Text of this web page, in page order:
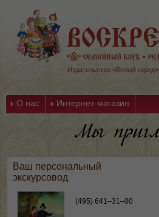
Издательство «Белый город»
О нас Интернет-магазин
Ваш персональный
экскурсовод
(495) 641–31–00